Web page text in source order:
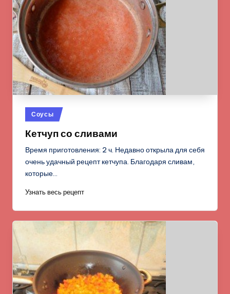
Опубликовано
в
Соусы
Кетчуп со сливами
Время приготовления: 2 ч. Недавно открыла для себя
очень удачный рецепт кетчупа. Благодаря сливам,
которые…
Узнать весь рецепт